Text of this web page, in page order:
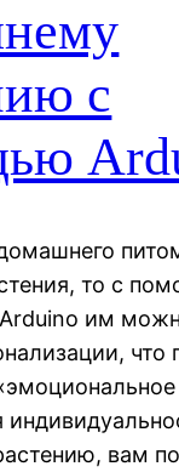
с
то с
им
что
вам